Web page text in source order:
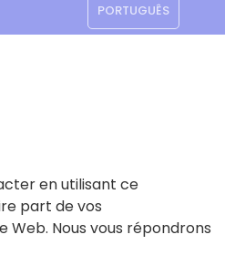
PORTUGUÊS
en utilisant ce
part de vos
Web. Nous vous répondrons